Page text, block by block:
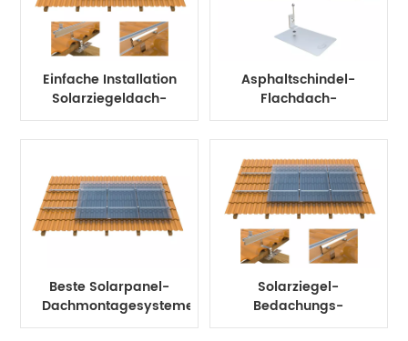
Einfache Installation
Solarziegeldach-
Montagesystem
PV-Halterung
Asphaltschindel-
Flachdach-
Solarpanel-
Montagesystem mit
Einfassung
Beste Solarpanel-
Dachmontagesysteme
Solarziegel-
Bedachungs-
Montagestruktur-